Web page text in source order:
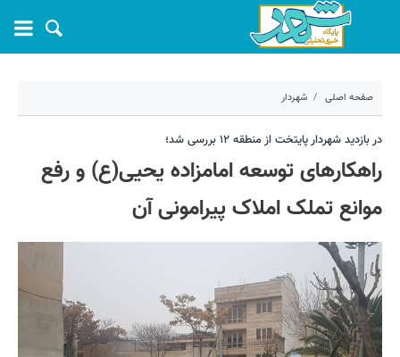
صفحه اصلی شهردار
۲۸ مرداد ۱۴۰۳ - ۱۲:۰۳
کد مطلب:58820
در بازدید شهردار پایتخت از منطقه ۱۲ بررسی شد؛
راهکارهای توسعه امامزاده یحیی(ع) و رفع
موانع تملک املاک پیرامونی آن